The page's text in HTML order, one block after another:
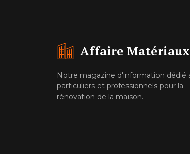
Affaire Matériaux
Notre magazine d'information dédié
particuliers et professionnels pour la
rénovation de la maison.